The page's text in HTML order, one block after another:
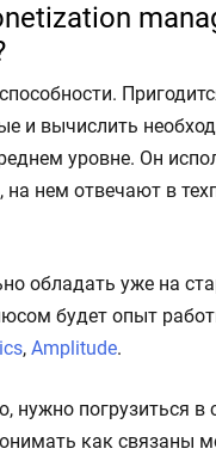
и вычислить
уровне. Он
на нем отвечают в
обладать уже на
будет опыт
, Amplitude.
нужно погрузиться
как связаны